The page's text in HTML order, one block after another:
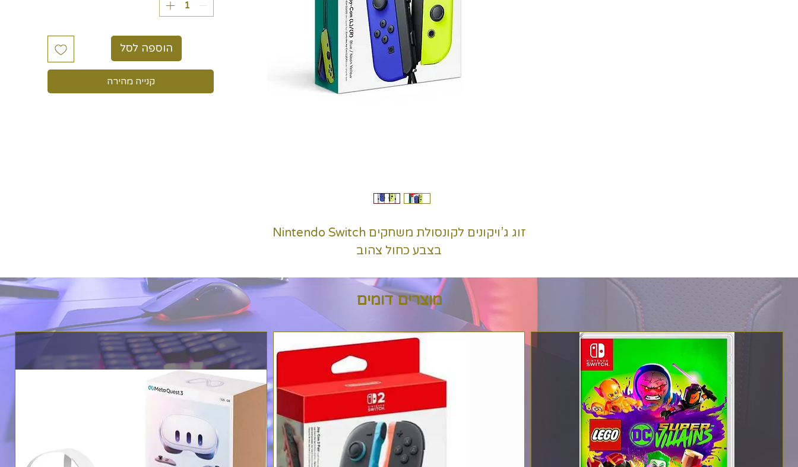
הוספה לסל
קנייה מהירה
זוג ג’ויקונים לקונסולת משחקים Nintendo Switch
בצבע כחול צהוב
מוצרים דומים